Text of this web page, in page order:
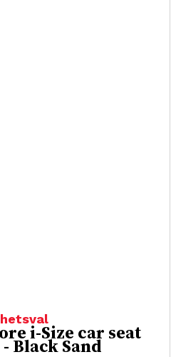
i-Size car seat
Black Sand